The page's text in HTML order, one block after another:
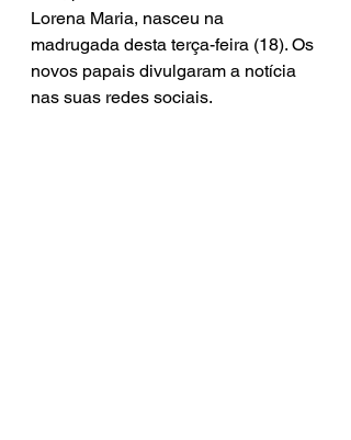
Lorena Maria, nasceu na
madrugada desta terça-feira (18). Os
novos papais divulgaram a notícia
nas suas redes sociais.